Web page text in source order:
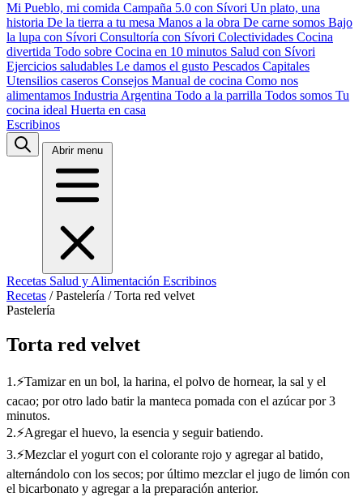
Mi Pueblo, mi comida Campaña 5.0 con Sívori Un plato, una
historia De la tierra a tu mesa Manos a la obra De carne somos Bajo
la lupa con Sívori Consultoría con Sívori Colectividades Cocina
divertida Todo sobre Cocina en 10 minutos Salud con Sívori
Ejercicios saludables Le damos el gusto Pescados Capitales
Utensilios caseros Consejos Manual de cocina Como nos
alimentamos Industria Argentina Todo a la parrilla Todos somos Tu
cocina ideal Huerta en casa
Escribinos
Abrir menu
Recetas Salud y Alimentación Escribinos
Recetas / Pastelería / Torta red velvet
Pastelería
Torta red velvet
1.⚡Tamizar en un bol, la harina, el polvo de hornear, la sal y el
cacao; por otro lado batir la manteca pomada con el azúcar por 3
minutos.
2.⚡Agregar el huevo, la esencia y seguir batiendo.
3.⚡Mezclar el yogurt con el colorante rojo y agregar al batido,
alternándolo con los secos; por último mezclar el jugo de limón con
el bicarbonato y agregar a la preparación anterior.